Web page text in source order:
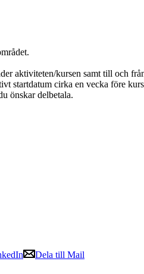
aktiviteten/kursen samt till och
startdatum cirka en vecka före
önskar delbetala.
Dela till Mail